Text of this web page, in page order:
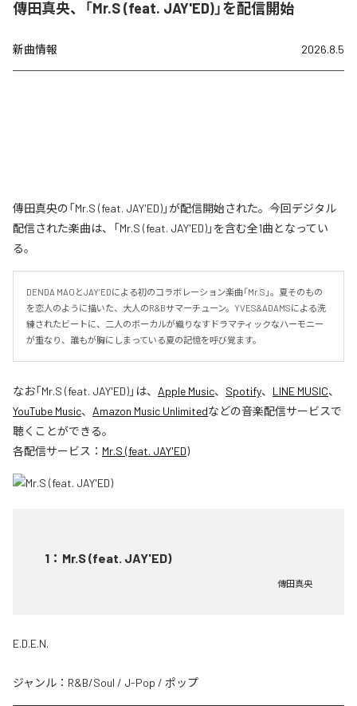
傳田真央、「Mr.S (feat. JAY'ED)」を配信開始
新曲情報 2026.8.5
傳田真央の「Mr.S (feat. JAY'ED)」が配信開始された。今回デジタル
配信された楽曲は、「Mr.S (feat. JAY'ED)」を含む全1曲となってい
る。
DENDA MAOとJAY’EDによる初のコラボレーション楽曲「Mr.S」。夏そのもの
を恋人のように描いた、大人のR&Bサマーチューン。YVES&ADAMSによる洗
練されたビートに、二人のボーカルが織りなすドラマティックなハーモニー
が重なり、誰もが胸にしまっている夏の記憶を呼び覚ます。
なお「Mr.S (feat. JAY'ED)」は、 Apple Music、 Spotify、 LINE MUSIC、
YouTube Music、 Amazon Music Unlimitedなどの音楽配信サービスで
聴くことができる。
各配信サービス： Mr.S (feat. JAY'ED)
1 ： Mr.S (feat. JAY'ED)
傳田真央
E.D.E.N.
ジャンル： R&B/Soul / J-Pop / ポップ